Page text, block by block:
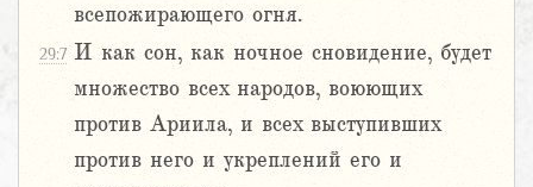
всепожирающего огня.
29:7 И как сон, как ночное сновидение, будет
множество всех народов, воюющих
против Ариила, и всех выступивших
против него и укреплений его и